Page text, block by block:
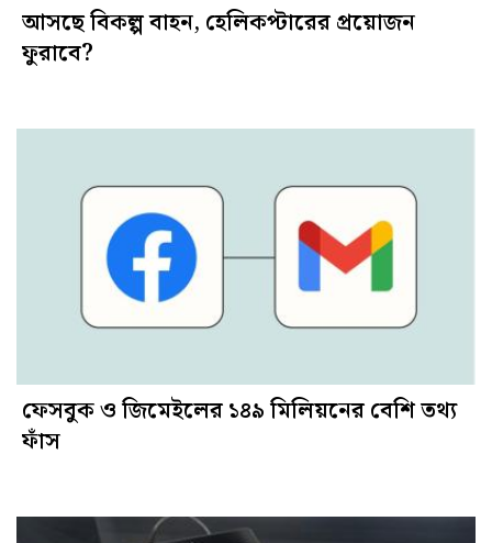
আসছে বিকল্প বাহন, হেলিকপ্টারের প্রয়োজন
ফুরাবে?
ফেসবুক ও জিমেইলের ১৪৯ মিলিয়নের বেশি তথ্য
ফাঁস